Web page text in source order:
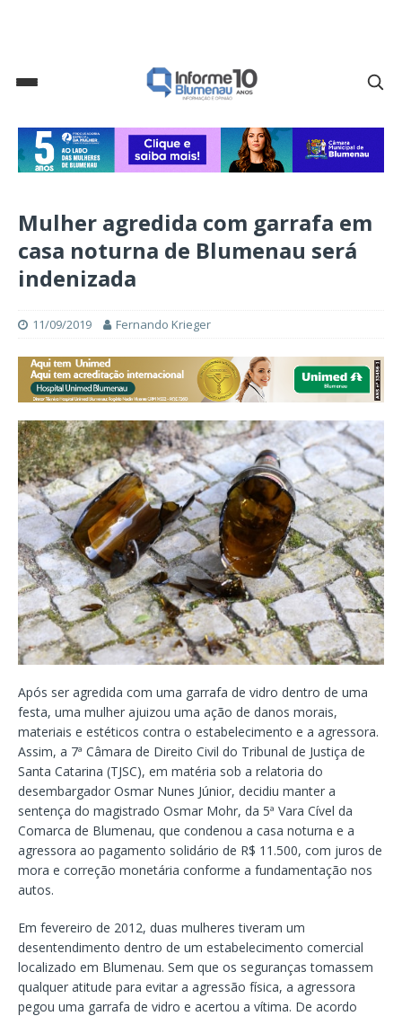
Mulher agredida com garrafa em
casa noturna de Blumenau será
indenizada
11/09/2019 Fernando Krieger
Após ser agredida com uma garrafa de vidro dentro de uma
festa, uma mulher ajuizou uma ação de danos morais,
materiais e estéticos contra o estabelecimento e a agressora.
Assim, a 7ª Câmara de Direito Civil do Tribunal de Justiça de
Santa Catarina (TJSC), em matéria sob a relatoria do
desembargador Osmar Nunes Júnior, decidiu manter a
sentença do magistrado Osmar Mohr, da 5ª Vara Cível da
Comarca de Blumenau, que condenou a casa noturna e a
agressora ao pagamento solidário de R$ 11.500, com juros de
mora e correção monetária conforme a fundamentação nos
autos.
Em fevereiro de 2012, duas mulheres tiveram um
desentendimento dentro de um estabelecimento comercial
localizado em Blumenau. Sem que os seguranças tomassem
qualquer atitude para evitar a agressão física, a agressora
pegou uma garrafa de vidro e acertou a vítima. De acordo